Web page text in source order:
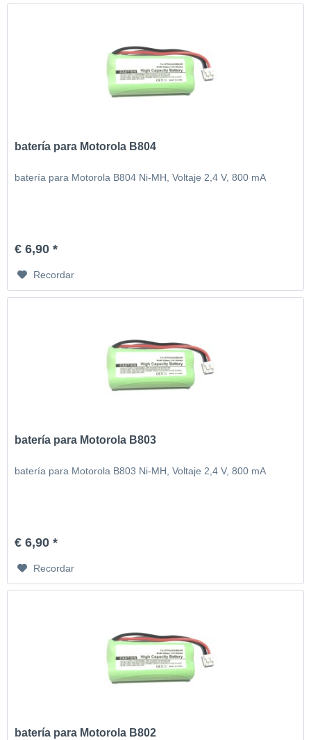
batería para Motorola B804
batería para Motorola B804 Ni-MH, Voltaje 2,4 V, 800 mA
€ 6,90 *
Recordar
batería para Motorola B803
batería para Motorola B803 Ni-MH, Voltaje 2,4 V, 800 mA
€ 6,90 *
Recordar
batería para Motorola B802